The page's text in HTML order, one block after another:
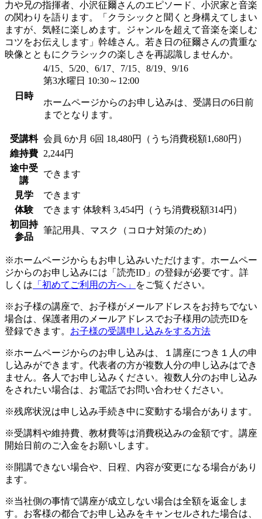
力や兄の指揮者、小沢征爾さんのエピソード、小沢家と音楽
の関わりを語ります。「クラシックと聞くと身構えてしまい
ますが、気軽に楽しめます。ジャンルを超えて音楽を楽しむ
コツをお伝えします」幹雄さん。若き日の征爾さんの貴重な
映像とともにクラシックの楽しさを再認識しませんか。
日時
4/15、5/20、6/17、7/15、8/19、9/16
第3水曜日 10:30～12:00
ホームページからのお申し込みは、受講日の6日前
までとなります。
受講料 会員 6か月 6回 18,480円（うち消費税額1,680円）
維持費
2,244円
途中受
講
できます
見学
できます
体験
できます 体験料 3,454円（うち消費税額314円）
初回持
参品
筆記用具、マスク（コロナ対策のため）
※ホームページからもお申し込みいただけます。ホームペー
ジからのお申し込みには「読売ID」の登録が必要です。詳
しくは 「初めてご利用の方へ」 をご覧ください。
※お子様の講座で、お子様がメールアドレスをお持ちでない
場合は、保護者用のメールアドレスでお子様用の読売IDを
登録できます。 お子様の受講申し込みをする方法
※ホームページからのお申し込みは、１講座につき１人の申
し込みができます。代表者の方が複数人分の申し込みはでき
ません。各人でお申し込みください。複数人分のお申し込み
をされたい場合は、お電話でお問い合わせください。
※残席状況は申し込み手続き中に変動する場合があります。
※受講料や維持費、教材費等は消費税込みの金額です。講座
開始日前のご入金をお願いします。
※開講できない場合や、日程、内容が変更になる場合があり
ます。
※当社側の事情で講座が成立しない場合は全額を返金しま
す。お客様の都合でお申し込みをキャンセルされた場合は、